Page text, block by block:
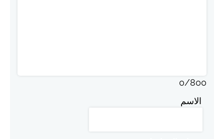
0/800
الاسم